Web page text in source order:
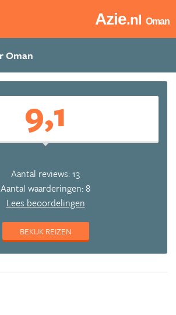
Azie.nl Oman
9,1
Aantal reviews: 13
Aantal waarderingen: 8
Lees beoordelingen
BEKIJK REIZEN